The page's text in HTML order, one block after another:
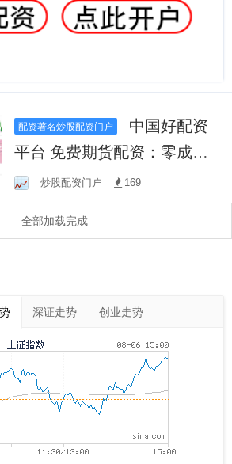
配资著名炒股配资门户
平台 免费期货配资：零成本
开启财富之路！
炒股配资门户 169
全部加载完成
深证走势 创业走势